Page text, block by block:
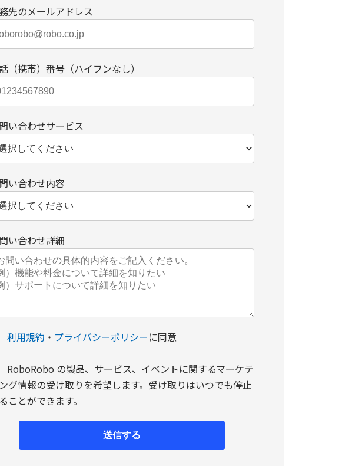
先のメールアドレス
（携帯）番号（ハイフンなし）
い合わせサービス
い合わせ内容
い合わせ詳細
利用規約 ・ プライバシーポリシーに同意
RoboRobo の製品、サービス、イベントに関するマーケテ
グ情報の受け取りを希望します。受け取りはいつでも停止
ことができます。